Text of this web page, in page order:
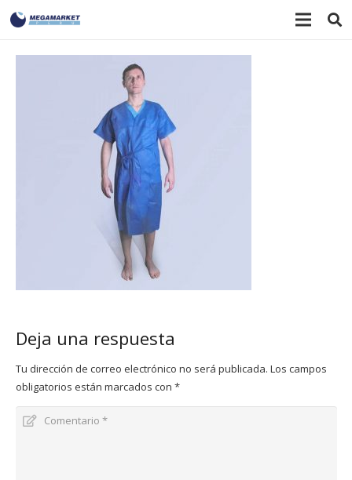
Deja una respuesta
Tu dirección de correo electrónico no será publicada. Los campos
obligatorios están marcados con *